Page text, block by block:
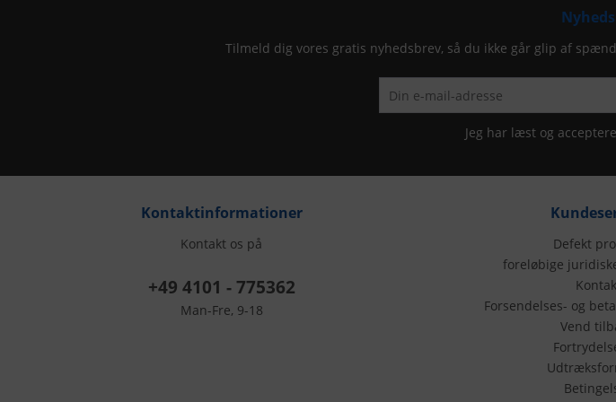
Kontaktinformationer
Kontakt os på
+49 4101 - 775362
Man-Fre, 9-18
Defekt
foreløbige
Forsendelses- og
Vend
Tilmeld dig vores gratis nyhedsbrev, så du ikke går glip af
Jeg har læst og